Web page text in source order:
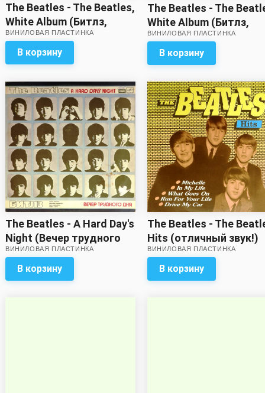
The Beatles - The Beatles,
White Album (Битлз,
Белый альбом) (2 LP) *
ВИНИЛОВАЯ ПЛАСТИНКА
В корзину
The Beatles - The
White Album (Битлз,
Белый альбом) (2 LP)*
ВИНИЛОВАЯ ПЛАСТИНКА
В корзину
The Beatles - A Hard Day's
Night (Вечер трудного
дня) (звук
удовлетворительный,
обложка на три с
ВИНИЛОВАЯ ПЛАСТИНКА
В корзину
The Beatles - The
Hits (отличный звук!)
ВИНИЛОВАЯ ПЛАСТИНКА
В корзину